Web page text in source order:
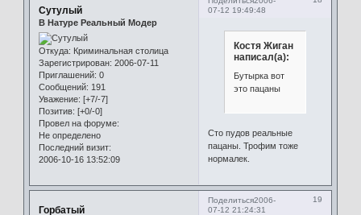
07-12 19:49:48
Сутулый
В Натуре Реальный Модер
Откуда: Криминальная столица
Зарегистрирован: 2006-07-11
Приглашений: 0
Сообщений: 191
Уважение: [+7/-7]
Позитив: [+0/-0]
Провел на форуме:
Не определено
Последний визит:
2006-10-16 13:52:09
Костя Жиган
написал(а):
Бутырка вот
это пацаны
Сто пудов реальные
пацаны. Трофим тоже
нормалек.
Поделиться 19
2006-
07-12 21:24:31
Горбатый